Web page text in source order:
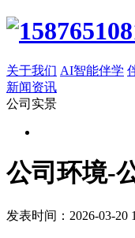
关于我们 AI智能伴学
新闻资讯
公司实景
公司环境-
发表时间：2026-03-20